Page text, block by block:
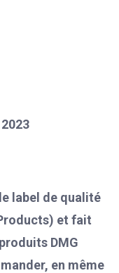
label de qualité
et fait
DMG
en même